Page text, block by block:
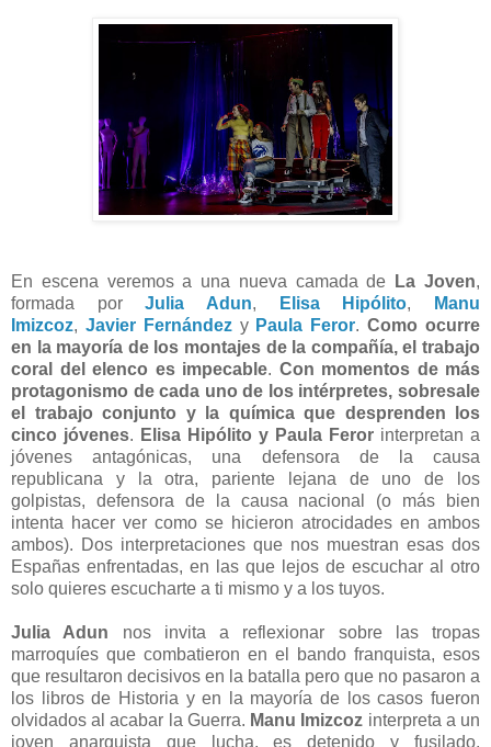
En escena veremos a una nueva camada de La Joven,
formada porJulia Adun, Elisa Hipólito,
Manu
Imizcoz, Javier Fernándezy Paula Feror.Como ocurre
en la mayoría de los montajes de la compañía, el trabajo
coral del elenco es impecable. Con momentos de más
protagonismo de cada uno de los intérpretes, sobresale
el trabajo conjunto y la química que desprenden los
cinco jóvenes. Elisa Hipólito y Paula Feror interpretan a
jóvenes antagónicas, una defensora de la causa
republicana y la otra, pariente lejana de uno de los
golpistas, defensora de la causa nacional (o más bien
intenta hacer ver como se hicieron atrocidades en ambos
ambos). Dos interpretaciones que nos muestran esas dos
Españas enfrentadas, en las que lejos de escuchar al otro
solo quieres escucharte a ti mismo y a los tuyos.
Julia Adun nos invita a reflexionar sobre las tropas
marroquíes que combatieron en el bando franquista, esos
que resultaron decisivos en la batalla pero que no pasaron a
los libros de Historia y en la mayoría de los casos fueron
olvidados al acabar la Guerra. Manu Imizcoz interpreta a un
joven anarquista que lucha, es detenido y fusilado,